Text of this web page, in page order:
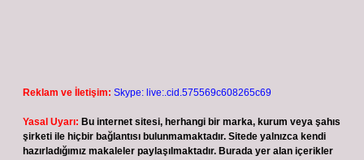
Reklam ve İletişim: Skype: live:.cid.575569c608265c69
Yasal Uyarı: Bu internet sitesi, herhangi bir marka, kurum veya şahıs
şirketi ile hiçbir bağlantısı bulunmamaktadır. Sitede yalnızca kendi
hazırladığımız makaleler paylaşılmaktadır. Burada yer alan içerikler